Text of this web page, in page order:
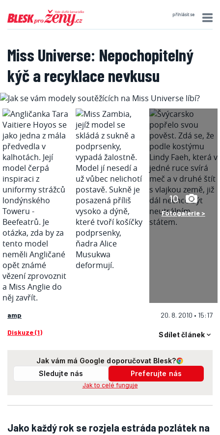
přihlásit se
Miss Universe: Nepochopitelný
kýč a recyklace nevkusu
10
Fotogalerie >
amp 20. 8. 2010 • 15:17
Diskuze (1) Sdílet článek
Jak vám má Google doporučovat Blesk?
Sledujte nás
Preferujte nás
Jak to celé funguje
Jako každý rok se rozjela estráda pozlátek na